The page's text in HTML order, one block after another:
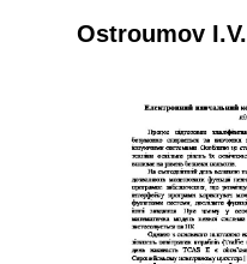
Ostroumov I.V.